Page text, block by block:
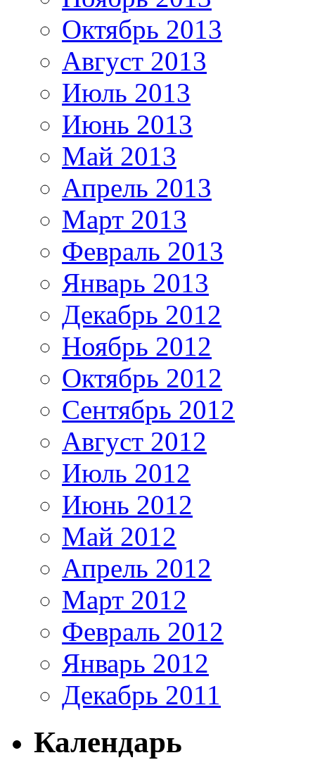
Октябрь 2013
Август 2013
Июль 2013
Июнь 2013
Май 2013
Апрель 2013
Март 2013
Февраль 2013
Январь 2013
Декабрь 2012
Ноябрь 2012
Октябрь 2012
Сентябрь 2012
Август 2012
Июль 2012
Июнь 2012
Май 2012
Апрель 2012
Март 2012
Февраль 2012
Январь 2012
Декабрь 2011
Календарь